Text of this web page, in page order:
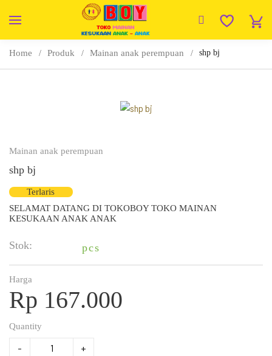
Home Produk Mainan anak perempuan shp bj
Mainan anak perempuan
shp bj
Terlaris
SELAMAT DATANG DI TOKOBOY TOKO MAINAN
KESUKAAN ANAK ANAK
Stok: pcs
Harga
Rp 167.000
Quantity
- +